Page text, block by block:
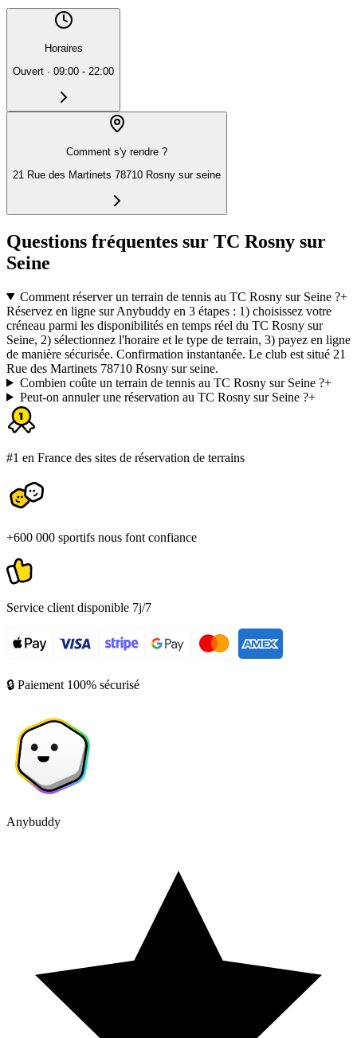
Horaires
Ouvert · 09:00 - 22:00
Comment s'y rendre ?
21 Rue des Martinets 78710 Rosny sur seine
Questions fréquentes sur TC Rosny sur
Seine
Comment réserver un terrain de tennis au TC Rosny sur Seine ?+
Réservez en ligne sur Anybuddy en 3 étapes : 1) choisissez votre
créneau parmi les disponibilités en temps réel du TC Rosny sur
Seine, 2) sélectionnez l'horaire et le type de terrain, 3) payez en ligne
de manière sécurisée. Confirmation instantanée. Le club est situé 21
Rue des Martinets 78710 Rosny sur seine.
Combien coûte un terrain de tennis au TC Rosny sur Seine ?+
Peut-on annuler une réservation au TC Rosny sur Seine ?+
#1 en France des sites de réservation de terrains
+600 000 sportifs nous font confiance
Service client disponible 7j/7
🔒 Paiement 100% sécurisé
Anybuddy